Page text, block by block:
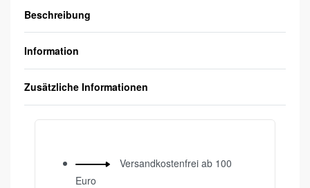
Beschreibung
Information
Zusätzliche Informationen
Versandkostenfrei ab 100
Euro